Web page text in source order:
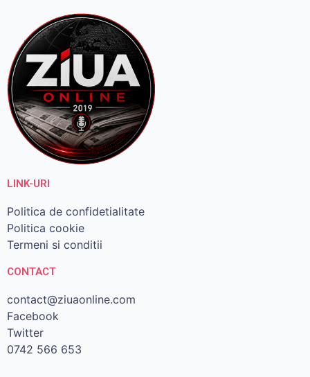
LINK-URI
Politica de confidetialitate
Politica cookie
Termeni si conditii
CONTACT
contact@ziuaonline.com
Facebook
Twitter
0742 566 653